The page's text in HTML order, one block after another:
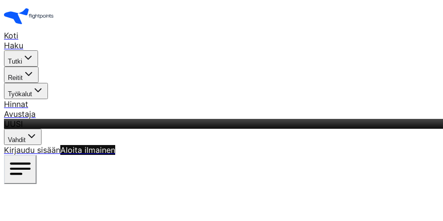
Koti
Haku
Tutki
Reitit
Työkalut
Hinnat
Avustaja
UUSI
Vahdit
Kirjaudu sisäänAloita ilmainen